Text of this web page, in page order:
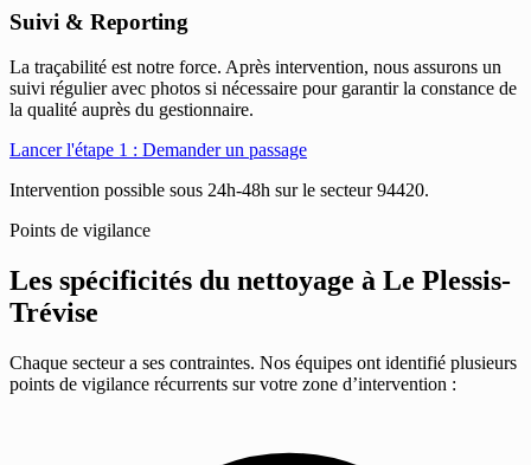
Suivi & Reporting
La traçabilité est notre force. Après intervention, nous assurons un
suivi régulier avec photos si nécessaire pour garantir la constance de
la qualité auprès du gestionnaire.
Lancer l'étape 1 : Demander un passage
Intervention possible sous 24h-48h sur le secteur 94420.
Points de vigilance
Les spécificités du nettoyage à Le Plessis-
Trévise
Chaque secteur a ses contraintes. Nos équipes ont identifié plusieurs
points de vigilance récurrents sur votre zone d’intervention :